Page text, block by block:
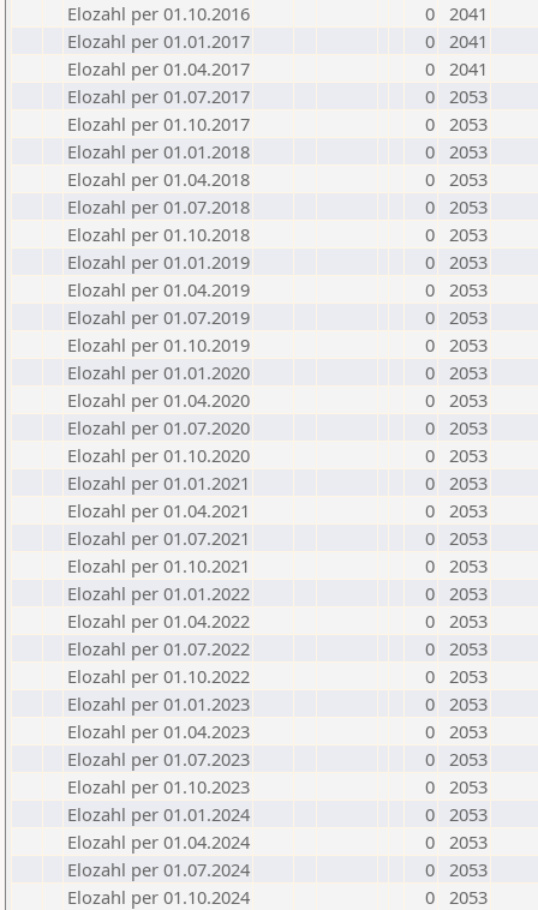
Elozahl per 01.10.2016
0 2041
Elozahl per 01.01.2017
0 2041
Elozahl per 01.04.2017
0 2041
Elozahl per 01.07.2017
0 2053
Elozahl per 01.10.2017
0 2053
Elozahl per 01.01.2018
0 2053
Elozahl per 01.04.2018
0 2053
Elozahl per 01.07.2018
0 2053
Elozahl per 01.10.2018
0 2053
Elozahl per 01.01.2019
0 2053
Elozahl per 01.04.2019
0 2053
Elozahl per 01.07.2019
0 2053
Elozahl per 01.10.2019
0 2053
Elozahl per 01.01.2020
0 2053
Elozahl per 01.04.2020
0 2053
Elozahl per 01.07.2020
0 2053
Elozahl per 01.10.2020
0 2053
Elozahl per 01.01.2021
0 2053
Elozahl per 01.04.2021
0 2053
Elozahl per 01.07.2021
0 2053
Elozahl per 01.10.2021
0 2053
Elozahl per 01.01.2022
0 2053
Elozahl per 01.04.2022
0 2053
Elozahl per 01.07.2022
0 2053
Elozahl per 01.10.2022
0 2053
Elozahl per 01.01.2023
0 2053
Elozahl per 01.04.2023
0 2053
Elozahl per 01.07.2023
0 2053
Elozahl per 01.10.2023
0 2053
Elozahl per 01.01.2024
0 2053
Elozahl per 01.04.2024
0 2053
Elozahl per 01.07.2024
0 2053
Elozahl per 01.10.2024
0 2053